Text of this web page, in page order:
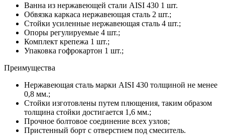
Ванна из нержавеющей стали AISI 430 1 шт.
Обвязка каркаса нержавеющая сталь 2 шт.;
Стойки усиленные нержавеющая сталь 4 шт.;
Опоры регулируемые 4 шт.;
Комплект крепежа 1 шт.;
Упаковка гофрокартон 1 шт.;
Преимущества
Нержавеющая сталь марки AISI 430 толщиной не менее
0,8 мм.;
Стойки изготовлены путем плющения, таким образом
толщина стойки достигается 1,6 мм.;
Прочное болтовое соединение всех узлов;
Пристенный борт с отверстием под смеситель.